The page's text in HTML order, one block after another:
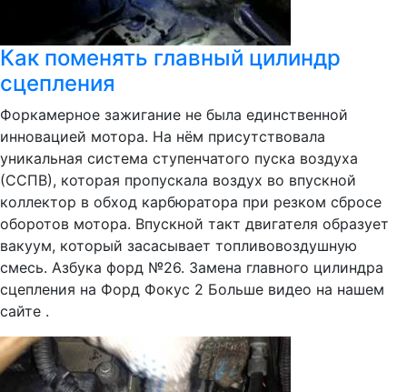
Как поменять главный цилиндр
сцепления
Форкамерное зажигание не была единственной
инновацией мотора. На нём присутствовала
уникальная система ступенчатого пуска воздуха
(ССПВ), которая пропускала воздух во впускной
коллектор в обход карбюратора при резком сбросе
оборотов мотора. Впускной такт двигателя образует
вакуум, который засасывает топливовоздушную
смесь. Азбука форд №26. Замена главного цилиндра
сцепления на Форд Фокус 2 Больше видео на нашем
сайте .